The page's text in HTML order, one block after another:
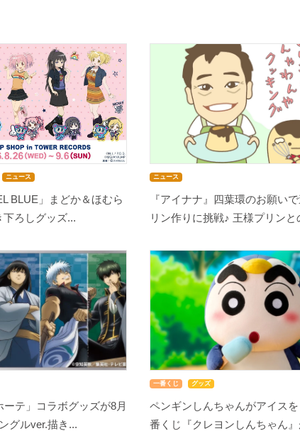
ニュース
BLUE」まどか＆ほむら
ろしグッズ...
ニュース
『アイナナ』四葉環のお願い
リン作りに挑戦♪ 王様プリンと
ーテ」コラボグッズが8月
グルver.描き...
一番くじ グッズ
ペンギンしんちゃんがアイス
番くじ『クレヨンしんちゃん